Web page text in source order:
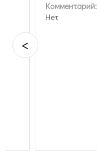
Комментарий:
Нет
<